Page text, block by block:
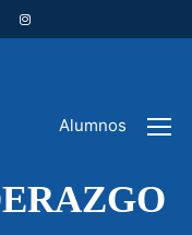
Alumnos